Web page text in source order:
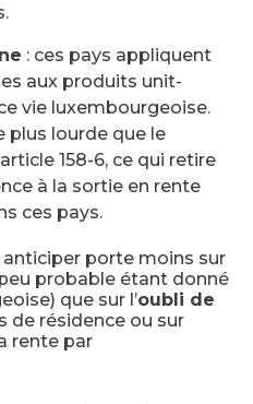
: ces pays appliquent
aux produits unit-
vie luxembourgeoise.
plus lourde que le
158-6, ce qui retire
à la sortie en rente
ces pays.
porte moins sur
probable étant donné
que sur l’oubli de
de résidence ou sur
rente par